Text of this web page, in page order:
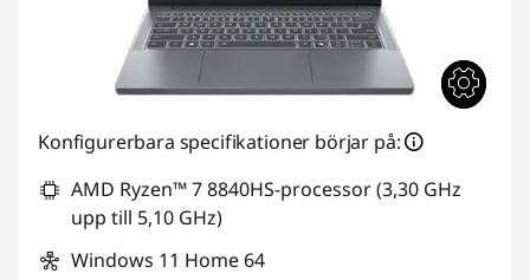
Konfigurerbara specifikationer börjar på:
AMD Ryzen™ 7 8840HS-processor (3,30 GHz
upp till 5,10 GHz)
Windows 11 Home 64